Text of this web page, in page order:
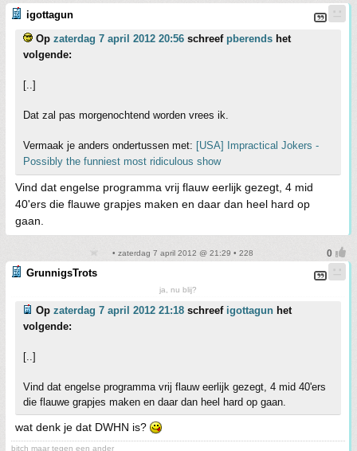
igottagun
Op zaterdag 7 april 2012 20:56 schreef pberends het
volgende:
[..]
Dat zal pas morgenochtend worden vrees ik.
Vermaak je anders ondertussen met: [USA] Impractical Jokers -
Possibly the funniest most ridiculous show
Vind dat engelse programma vrij flauw eerlijk gezegt, 4 mid
40'ers die flauwe grapjes maken en daar dan heel hard op
gaan.
• zaterdag 7 april 2012 @ 21:29 • 228
GrunnigsTrots
ja, nu blij?
Op zaterdag 7 april 2012 21:18 schreef igottagun het
volgende:
[..]
Vind dat engelse programma vrij flauw eerlijk gezegt, 4 mid 40'ers
die flauwe grapjes maken en daar dan heel hard op gaan.
wat denk je dat DWHN is?
bitch maar tegen een ander